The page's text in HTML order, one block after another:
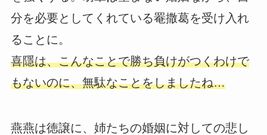
分を必要としてくれている罨撒葛を受け入れ
ることに。
喜隱は、こんなことで勝ち負けがつくわけで
もないのに、無駄なことをしましたね…
燕燕は徳譲に、姉たちの婚姻に対しての悲し